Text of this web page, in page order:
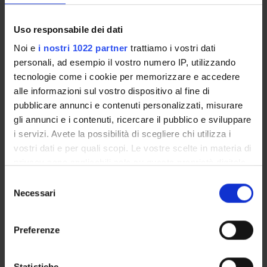
Uso responsabile dei dati
Noi e i nostri 1022 partner trattiamo i vostri dati
personali, ad esempio il vostro numero IP, utilizzando
tecnologie come i cookie per memorizzare e accedere
alle informazioni sul vostro dispositivo al fine di
pubblicare annunci e contenuti personalizzati, misurare
gli annunci e i contenuti, ricercare il pubblico e sviluppare
i servizi. Avete la possibilità di scegliere chi utilizza i
vostri dati e per quali scopi. Le vostre scelte in materia di
modificare o revocare il proprio consenso in qualsiasi
momento dalla Dichiarazione sui cookie o facendo clic
raccogliere informazioni sulla tua posizione
delNecessari
Preferenze
PUBLICATIONS
TITLE
Crescere e formarsi al tempo del fascismo. Le letture del
Rimbaud, Lorca, Éluard: tre “fari” del giovane Zanzotto
Andrea Zanzotto, Traduzioni trapianti imitazioni, a cura di
Per il «Quaderno di traduzioni» di Andrea Zanzotto
RESEARCH AREAS